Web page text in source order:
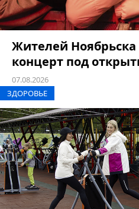
Жителей Ноябрьска
концерт под
07.08.2026
ЗДОРОВЬЕ